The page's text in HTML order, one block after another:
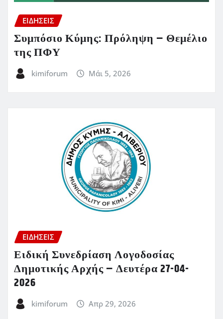
ΕΙΔΗΣΕΙΣ
Συμπόσιο Κύμης: Πρόληψη – Θεμέλιο
της ΠΦΥ
kimiforum Μάι 5, 2026
ΕΙΔΗΣΕΙΣ
Ειδική Συνεδρίαση Λογοδοσίας
Δημοτικής Αρχής – Δευτέρα 27-04-
2026
kimiforum Απρ 29, 2026